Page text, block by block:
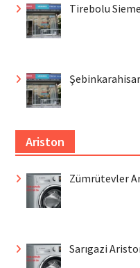
Tirebolu
Ariston
Zümrütevler
Sarıgazi